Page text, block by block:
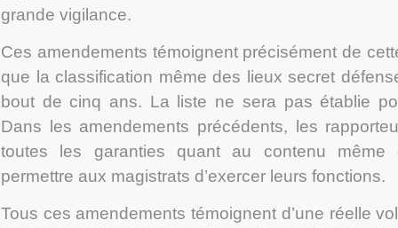
grande vigilance.
Ces amendements témoignent précisément de
que la classification même des lieux secret
bout de cinq ans. La liste ne sera pas établie
Dans les amendements précédents, les
toutes les garanties quant au contenu même
permettre aux magistrats d’exercer leurs fonctions.
Tous ces amendements témoignent d’une réelle